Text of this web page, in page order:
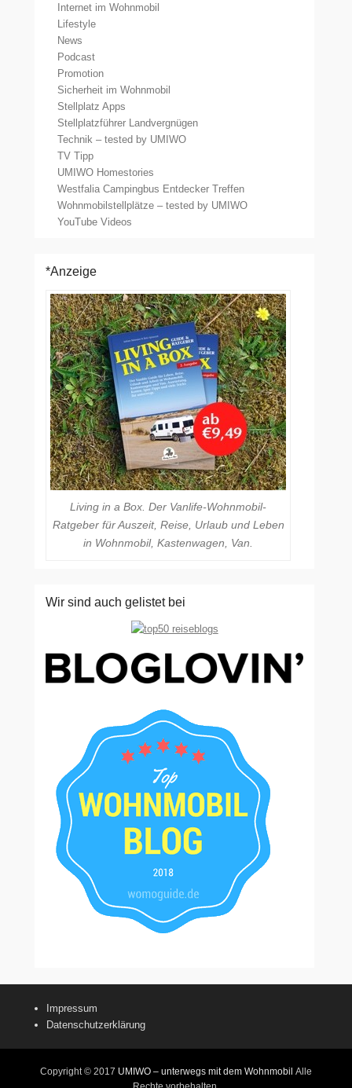
Internet im Wohnmobil
Lifestyle
News
Podcast
Promotion
Sicherheit im Wohnmobil
Stellplatz Apps
Stellplatzführer Landvergnügen
Technik – tested by UMIWO
TV Tipp
UMIWO Homestories
Westfalia Campingbus Entdecker Treffen
Wohnmobilstellplätze – tested by UMIWO
YouTube Videos
*Anzeige
Living in a Box. Der Vanlife-Wohnmobil-
Ratgeber für Auszeit, Reise, Urlaub und Leben
in Wohnmobil, Kastenwagen, Van.
Wir sind auch gelistet bei
Impressum
Datenschutzerklärung
Copyright © 2017 UMIWO – unterwegs mit dem Wohnmobil Alle